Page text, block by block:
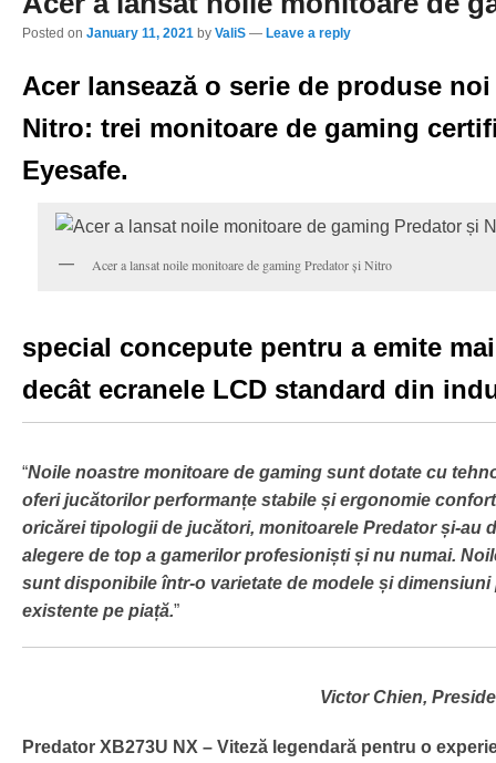
Posted on January 11, 2021 by ValiS — Leave a reply
Acer lansează o serie de produse
Nitro: trei monitoare de gaming
Eyesafe.
Acer a lansat noile monitoare de gaming Predator și Nitro
special concepute pentru a emite
decât ecranele LCD standard din
“Noile noastre monitoare de gaming sunt dotate cu
oferi jucătorilor performanțe stabile și ergonomie
oricărei tipologii de jucători, monitoarele Predator și-au
alegere de top a gamerilor profesioniști și nu numai.
sunt disponibile într-o varietate de modele și
existente pe piață.”
Victor Chien,
Predator XB273U NX – Viteză legendară pentru o